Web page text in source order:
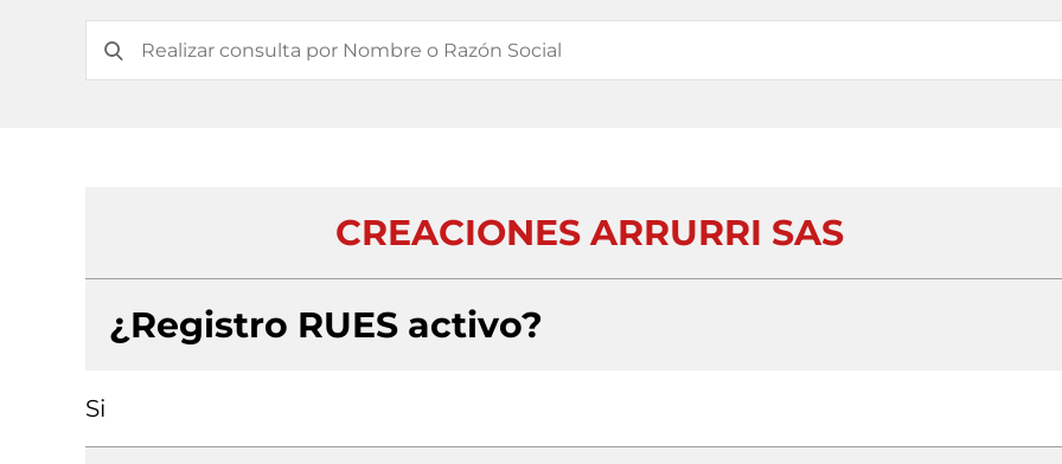
CREACIONES ARRURRI SAS
¿Registro RUES activo?
Si